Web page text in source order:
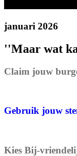
januari 2026
''Maar wat
Claim jouw
Gebruik jouw
Kies Bij-